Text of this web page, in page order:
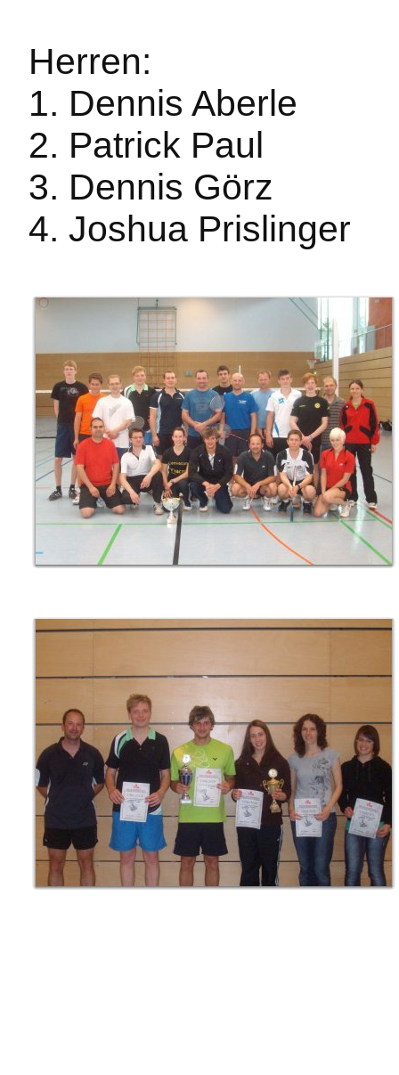
Herren:
1. Dennis Aberle
2. Patrick Paul
3. Dennis Görz
4. Joshua Prislinger